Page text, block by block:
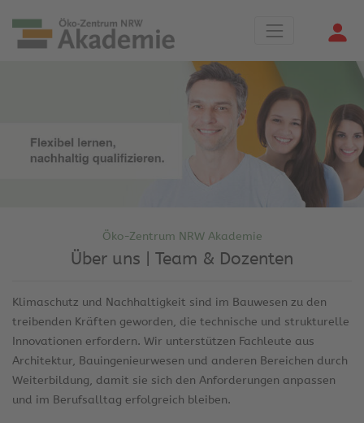
Öko-Zentrum NRW Akademie
Über uns | Team & Dozenten
Klimaschutz und Nachhaltigkeit sind im Bauwesen zu den
treibenden Kräften geworden, die technische und strukturelle
Innovationen erfordern. Wir unterstützen Fachleute aus
Architektur, Bauingenieurwesen und anderen Bereichen durch
Weiterbildung, damit sie sich den Anforderungen anpassen
und im Berufsalltag erfolgreich bleiben.